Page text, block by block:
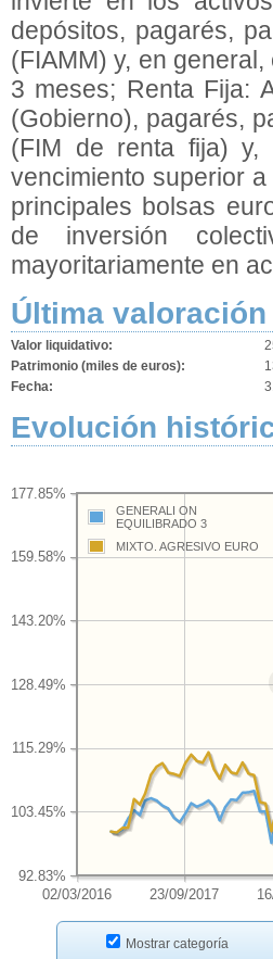
depósitos, pagarés,
(FIAMM) y, en
3 meses; Renta Fija:
(Gobierno), pagarés,
(FIM de renta fija) y,
vencimiento superior
principales bolsas
de inversión
mayoritariamente en
Última valoración
Valor liquidativo:
Patrimonio (miles de euros):
Fecha:
Evolución
02/03/2016 23/09/2017
92.83%
103.45%
115.29%
128.49%
143.20%
159.58%
177.85%
GENERALI ON
EQUILIBRADO 3
MIXTO. AGRESIVO EURO
Mostrar categoría